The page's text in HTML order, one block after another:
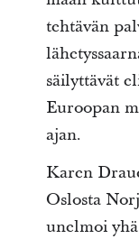
tehtävän
säilyttävät
Euroopan
ajan.
Karen
Oslosta
unelmoi